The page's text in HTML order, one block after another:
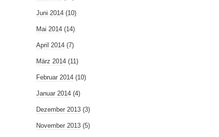
Juni 2014 (10)
Mai 2014 (14)
April 2014 (7)
März 2014 (11)
Februar 2014 (10)
Januar 2014 (4)
Dezember 2013 (3)
November 2013 (5)